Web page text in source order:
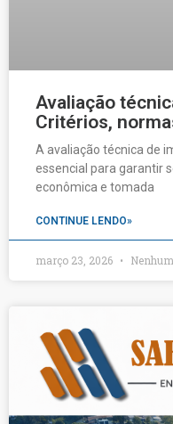
Avaliação
Critérios,
A avaliação técnica de
essencial para garantir
econômica e tomada
CONTINUE LENDO»
março 23, 2026